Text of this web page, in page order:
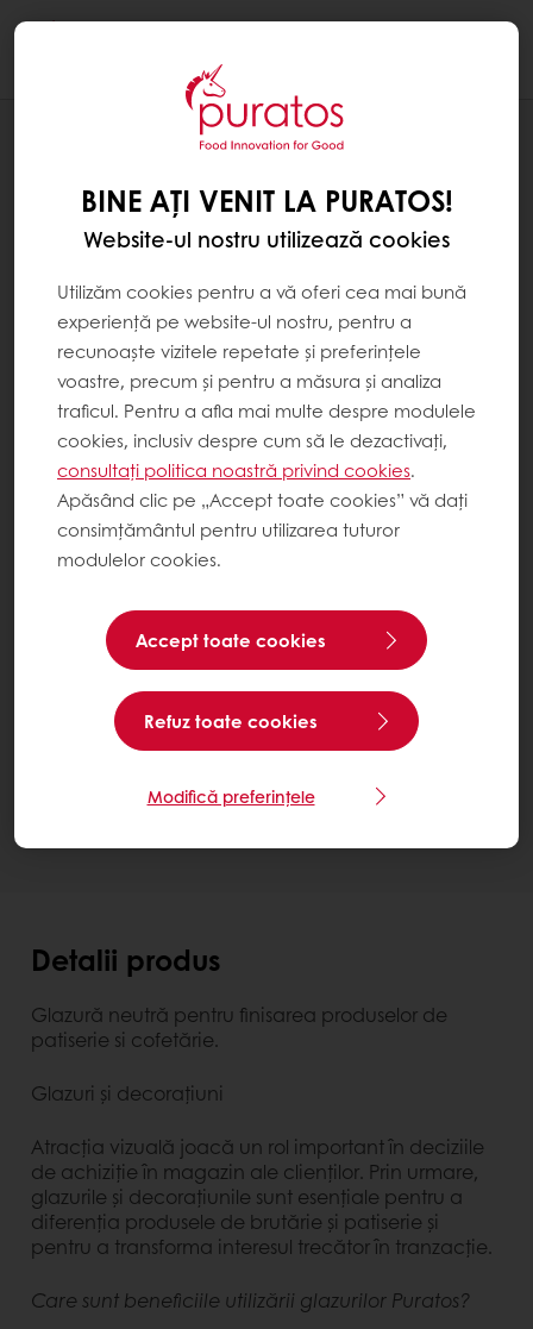
Brillo Neutra
Bucket 5 kg
Contactează-ne
să te ajutăm.
Detalii produs
Glazură neutră pentru finisarea produselor de
patiserie si cofetărie.
Glazuri și decorațiuni
Atracția vizuală joacă un rol important în deciziile
de achiziție în magazin ale clienților. Prin urmare,
glazurile și decorațiunile sunt esențiale pentru a
diferenția produsele de brutărie și patiserie și
pentru a transforma interesul trecător în tranzacție.
Care sunt beneficiile utilizării glazurilor Puratos?
BINE AȚI VENIT LA PURATOS!
Website-ul nostru utilizează cookies
Utilizăm cookies pentru a vă oferi cea mai bună
experiență pe website-ul nostru, pentru a
recunoaște vizitele repetate și preferințele
voastre, precum și pentru a măsura și analiza
traficul. Pentru a afla mai multe despre modulele
cookies, inclusiv despre cum să le dezactivați,
consultați politica noastră privind cookies.
Apăsând clic pe „Accept toate cookies” vă dați
consimțământul pentru utilizarea tuturor
modulelor cookies.
Accept toate cookies
Refuz toate cookies
Modifică preferințele